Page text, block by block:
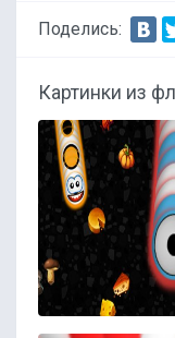
Поделись:
Картинки из